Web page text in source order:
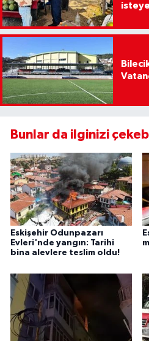
Bunlar da ilginizi
Eskişehir Odunpazarı
Evleri'nde yangın: Tarihi
bina alevlere teslim oldu!